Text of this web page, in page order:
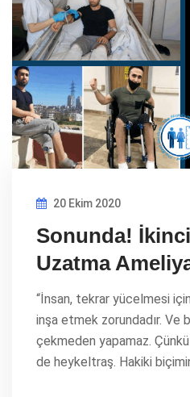
20 Ekim 2020
Sonunda!
Uzatma
“İnsan, tekrar yücelmesi
inşa etmek zorundadır. Ve
çekmeden yapamaz.
de heykeltraş. Hakiki